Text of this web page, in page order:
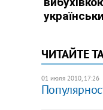
ЧИТАЙТЕ
01 июля 2010, 17:26